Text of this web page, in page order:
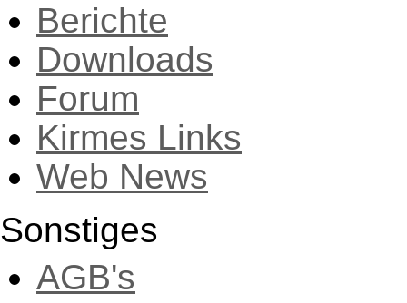
Berichte
Downloads
Forum
Kirmes Links
Web News
Sonstiges
AGB's